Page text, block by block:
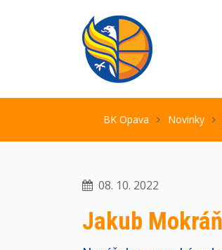
BK Opava Novinky
08. 10. 2022
Jakub